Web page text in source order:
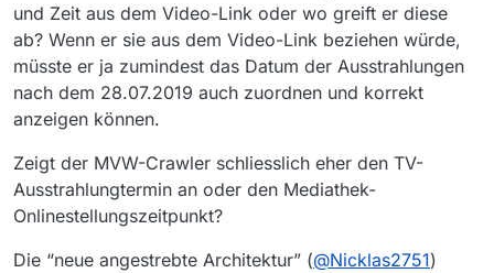
und Zeit aus dem Video-Link oder wo greift er diese
ab? Wenn er sie aus dem Video-Link beziehen würde,
müsste er ja zumindest das Datum der Ausstrahlungen
nach dem 28.07.2019 auch zuordnen und korrekt
anzeigen können.
Zeigt der MVW-Crawler schliesslich eher den TV-
Ausstrahlungtermin an oder den Mediathek-
Onlinestellungszeitpunkt?
Die “neue angestrebte Architektur” (@Nicklas2751)